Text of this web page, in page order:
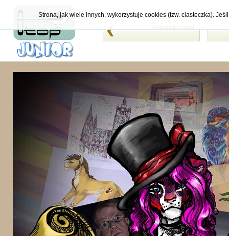
Strona, jak wiele innych, wykorzystuje cookies (tzw. ciasteczka).